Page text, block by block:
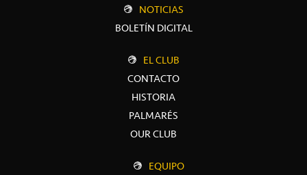
NOTICIAS
BOLETÍN DIGITAL
EL CLUB
CONTACTO
HISTORIA
PALMARÉS
OUR CLUB
EQUIPO